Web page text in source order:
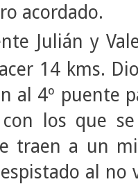
acordado.
Julián y
14 kms.
al 4º puente
los que
traen a un
al no